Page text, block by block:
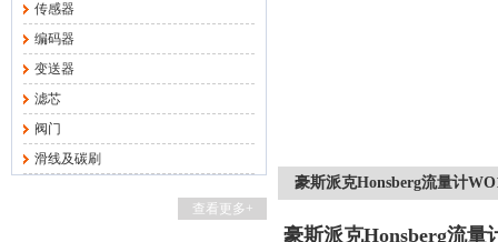
传感器
编码器
变送器
滤芯
阀门
滑线及碳刷
查看更多+
豪斯派克Honsberg流量计
豪斯派克Honsberg流量